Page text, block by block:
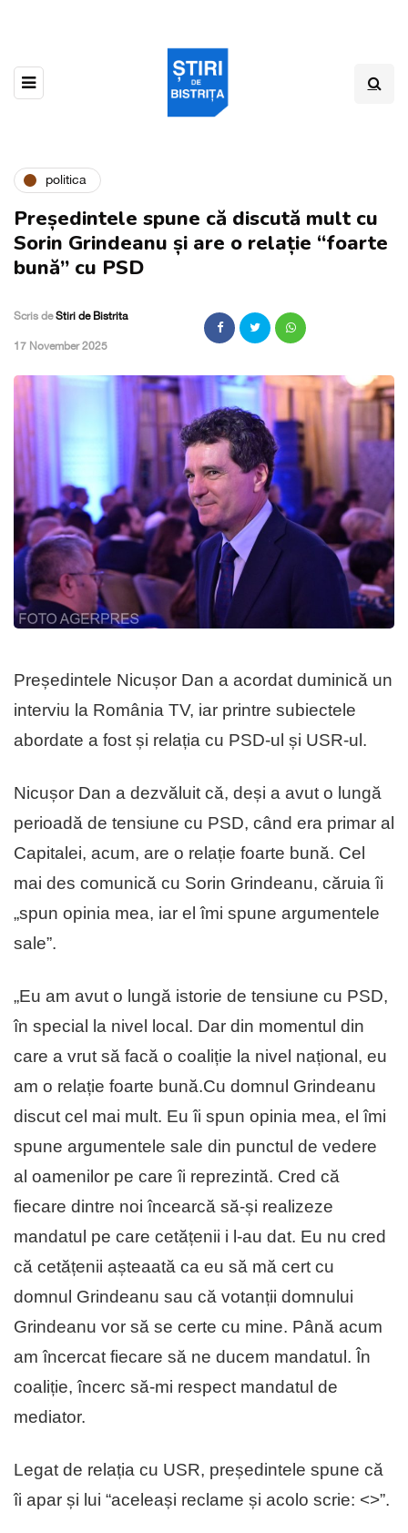
politica
Președintele spune că discută mult cu
Sorin Grindeanu și are o relație “foarte
bună” cu PSD
Scris deStiri de Bistrita
,17 November 2025
Președintele Nicușor Dan a acordat duminică un
interviu la România TV, iar printre subiectele
abordate a fost și relația cu PSD-ul și USR-ul.
Nicușor Dan a dezvăluit că, deși a avut o lungă
perioadă de tensiune cu PSD, când era primar al
Capitalei, acum, are o relație foarte bună. Cel
mai des comunică cu Sorin Grindeanu, căruia îi
„spun opinia mea, iar el îmi spune argumentele
sale”.
„Eu am avut o lungă istorie de tensiune cu PSD,
în special la nivel local. Dar din momentul din
care a vrut să facă o coaliție la nivel național, eu
am o relație foarte bună.Cu domnul Grindeanu
discut cel mai mult. Eu îi spun opinia mea, el îmi
spune argumentele sale din punctul de vedere
al oamenilor pe care îi reprezintă. Cred că
fiecare dintre noi încearcă să-și realizeze
mandatul pe care cetățenii i l-au dat. Eu nu cred
că cetățenii așteaată ca eu să mă cert cu
domnul Grindeanu sau că votanții domnului
Grindeanu vor să se certe cu mine. Până acum
am încercat fiecare să ne ducem mandatul. În
coaliție, încerc să-mi respect mandatul de
mediator.
Legat de relația cu USR, președintele spune că
îi apar și lui “aceleași reclame și acolo scrie: <>”.